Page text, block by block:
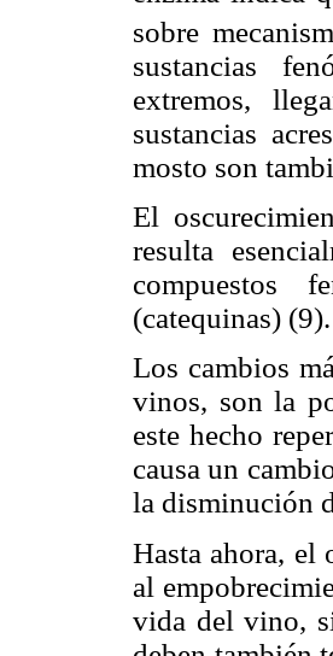
sobre
sustancias
extremos,
sustancias
mosto son
El
resulta
compuestos
(catequinas) (9).
Los cambios
vinos, son la
este hecho
causa un
la disminución
Hasta ahora, el
al
vida del vino,